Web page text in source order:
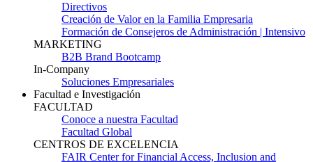
Directivos
Creación de Valor en la Familia Empresaria
Formación de Consejeros de Administración | Intensivo
MARKETING
B2B Brand Bootcamp
In-Company
Soluciones Empresariales
Facultad e Investigación
FACULTAD
Conoce a nuestra Facultad
Facultad Global
CENTROS DE EXCELENCIA
FAIR Center for Financial Access, Inclusion and